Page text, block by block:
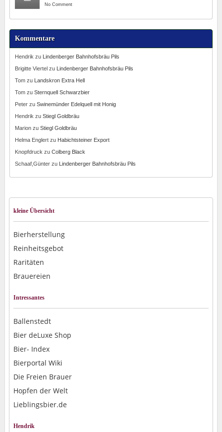
No Comment
Kommentare
Hendrik zu
Lindenberger Bahnhofsbräu Pils
Brigitte Viertel zu
Lindenberger Bahnhofsbräu Pils
Tomzu
Landskron Extra Hell
Tomzu Sternquell Schwarzbier
Peterzu Swinemünder Edelquell mit Honig
Hendrik zu Stiegl Goldbräu
Marionzu Stiegl Goldbräu
Helma Englertzu Habichtsteiner Export
Knopfdruck zu Colberg Black
Schaaf,Günterzu Lindenberger Bahnhofsbräu Pils
kleine Übersicht
Bierherstellung
Reinheitsgebot
Raritäten
Brauereien
Intressantes
Ballenstedt
Bier deLuxe Shop
Bier- Index
Bierportal Wiki
Die Freien Brauer
Hopfen der Welt
Lieblingsbier.de
Hendrik